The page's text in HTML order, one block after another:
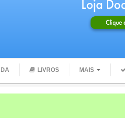
LIVROS MAIS
quando você começa o dia com ÁGUA